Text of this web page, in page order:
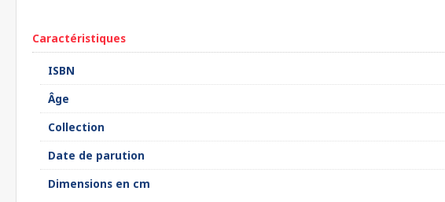
Caractéristiques
ISBN
Âge
Collection
Date de parution
Dimensions en cm